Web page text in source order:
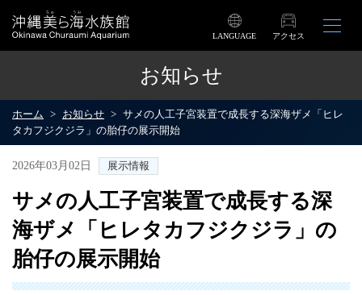
LANGUAGE アクセス
お知らせ
ホーム お知らせ
サメの人工子宮装置で成長する深海ザメ「ヒレ
タカフジクジラ」の胎仔の展示開始
2026年03月02日 展示情報
サメの人工子宮装置で成長する深
海ザメ「ヒレタカフジクジラ」の
胎仔の展示開始